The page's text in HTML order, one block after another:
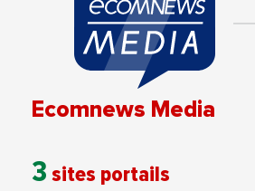
Ecomnews Media
3 sites portails